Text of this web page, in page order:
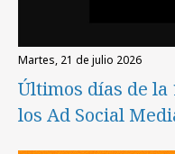
martes, 21 de julio 2026
Últimos días de la
los Ad Social